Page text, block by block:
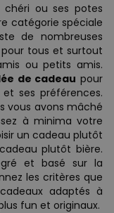
ou ses potes
catégorie spéciale
de nombreuses
tous et surtout
ou petits amis.
de cadeau pour
ses préférences.
vous avons mâché
à minima votre
un cadeau plutôt
plutôt bière.
et basé sur la
les critères que
adaptés à
fun et originaux.